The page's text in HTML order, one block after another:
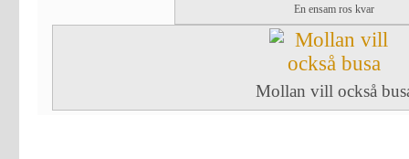
En ensam ros kvar
Mollan vill också